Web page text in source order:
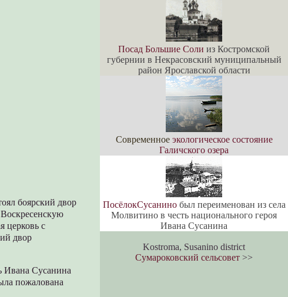
боярский двор
церковь с
двор
Ивана Сусанина
пожалована
Посад Большие Соли из Костромской
губернии в Некрасовский муниципальный
район Ярославской области
Современное экологическое состояние
Галичского озера
ПосёлокСусанинобыл переименован из села
Молвитино в честь национального героя
Ивана Сусанина
Kostroma, Susanino district
Сумароковский сельсовет >>